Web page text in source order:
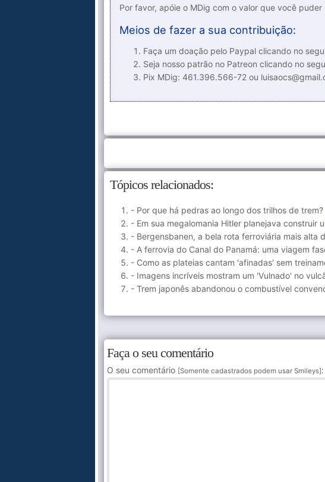
Por favor, apóie o MDig com o valor que você
Meios de fazer a sua contribuição:
Faça um doação pelo Paypal clicando no
Seja nosso patrão no Patreon clicando no
Pix MDig: 461.396.566-72 ou
Tópicos relacionados:
- Por que há pedras ao longo dos trilhos de
- Em sua megalomania Hitler planejava construir
- Bergensbanen, a bela rota ferroviária mais alta
- A ferrovia do Canal do Panamá: uma viagem
- Como as plateias cantam 'afinadas' sem
- Imagens incríveis mostram um 'Vulnado' no
- Trem japonês abandonou o combustível
Faça o seu comentário
O seu comentário [Somente cadastrados podem usar Smileys] :